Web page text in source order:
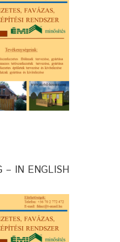
– IN ENGLISH